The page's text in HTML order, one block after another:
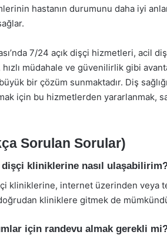
hastanın durumunu daha iyi
7/24 açık dişçi hizmetleri, acil
müdahale ve güvenilirlik gibi
bir çözüm sunmaktadır. Diş
için bu hizmetlerden yararlanmak,
Sorulan Sorular)
dişçi kliniklerine nasıl
kliniklerine, internet üzerinden veya
kliniklere gitmek de
için randevu almak gerekli